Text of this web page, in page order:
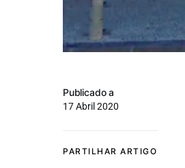
Publicado a
17 Abril 2020
PARTILHAR ARTIGO